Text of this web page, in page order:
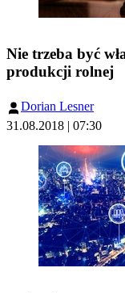
Nie trzeba być
produkcji rolnej
Dorian Lesner
31.08.2018 | 07:30